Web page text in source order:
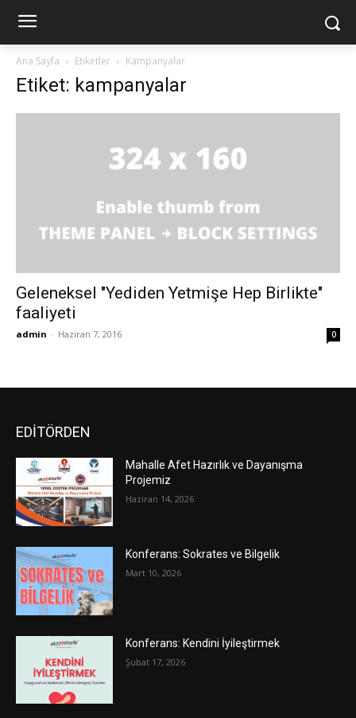
Ana Sayfa Etiketler Kampanyalar
Etiket: kampanyalar
Geleneksel "Yediden Yetmişe Hep Birlikte"
faaliyeti
admin - Haziran 7, 2016 0
EDİTÖRDEN
Mahalle Afet Hazırlık ve Dayanışma
Projemiz
Haziran 14, 2026
Konferans: Sokrates ve Bilgelik
Mart 10, 2026
Konferans: Kendini İyileştirmek
Şubat 17, 2026